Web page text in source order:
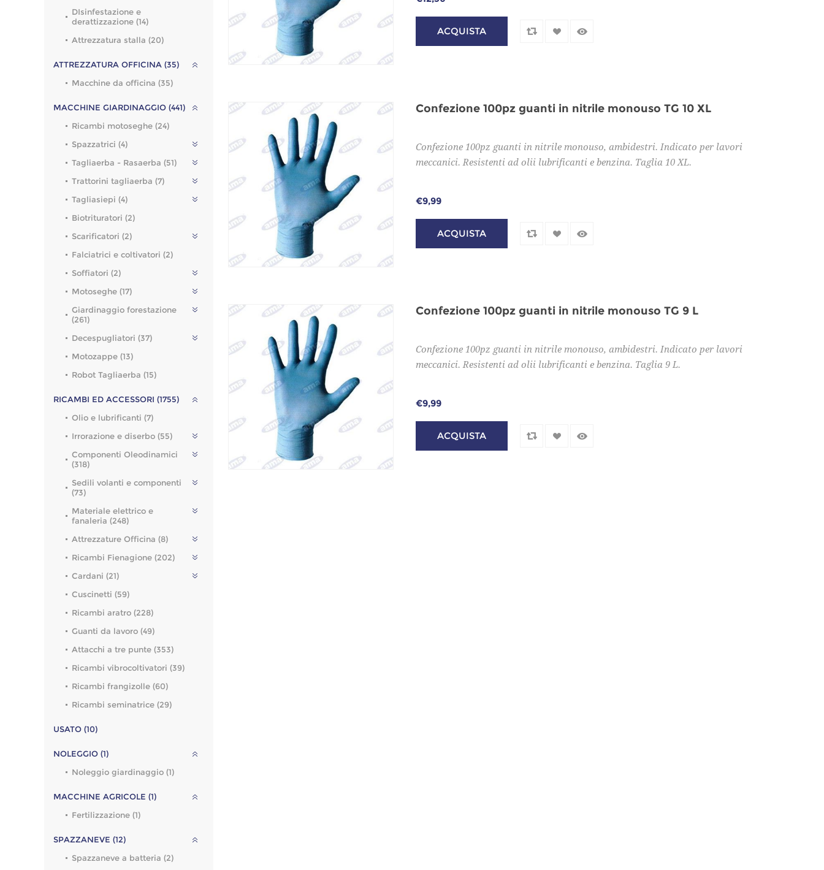
Confezione 100pz guanti in nitrile monouso TG 10 XL
Confezione 100pz guanti in nitrile monouso, ambidestri. Indicato per lavori
meccanici. Resistenti ad olii lubrificanti e benzina. Taglia 10 XL.
€9,99
Confezione 100pz guanti in nitrile monouso TG 9 L
Confezione 100pz guanti in nitrile monouso, ambidestri. Indicato per lavori
meccanici. Resistenti ad olii lubrificanti e benzina. Taglia 9 L.
€9,99
DIsinfestazione e
derattizzazione (14)
Attrezzatura stalla (20)
ATTREZZATURA OFFICINA (35)
Macchine da officina (35)
MACCHINE GIARDINAGGIO (441)
Ricambi motoseghe (24)
Spazzatrici (4)
Tagliaerba - Rasaerba (51)
Trattorini tagliaerba (7)
Tagliasiepi (4)
Biotrituratori (2)
Scarificatori (2)
Falciatrici e coltivatori (2)
Soffiatori (2)
Motoseghe (17)
Giardinaggio forestazione
(261)
Decespugliatori (37)
Motozappe (13)
Robot Tagliaerba (15)
RICAMBI ED ACCESSORI (1755)
Olio e lubrificanti (7)
Irrorazione e diserbo (55)
Componenti Oleodinamici
(318)
Sedili volanti e componenti
(73)
Materiale elettrico e
fanaleria (248)
Attrezzature Officina (8)
Ricambi Fienagione (202)
Cardani (21)
Cuscinetti (59)
Ricambi aratro (228)
Guanti da lavoro (49)
Attacchi a tre punte (353)
Ricambi vibrocoltivatori (39)
Ricambi frangizolle (60)
Ricambi seminatrice (29)
USATO (10)
NOLEGGIO (1)
Noleggio giardinaggio (1)
MACCHINE AGRICOLE (1)
Fertilizzazione (1)
SPAZZANEVE (12)
Spazzaneve a batteria (2)